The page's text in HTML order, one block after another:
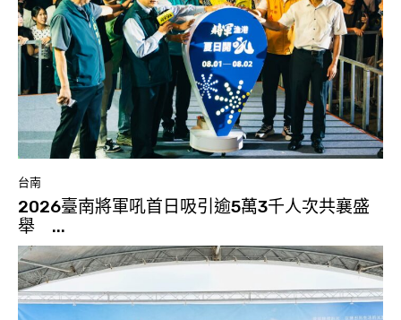
台南
2026臺南將軍吼首日吸引逾5萬3千人次共襄盛
舉 ...